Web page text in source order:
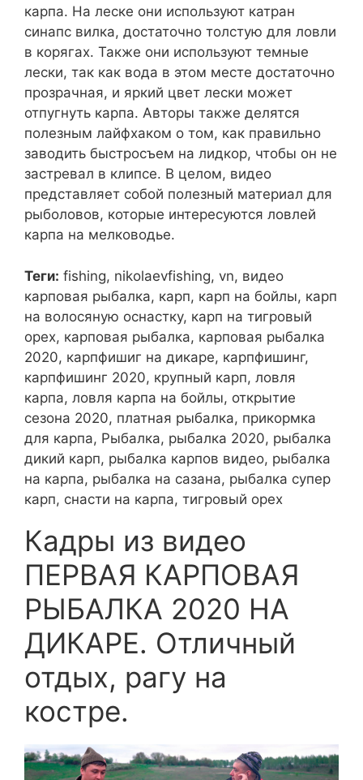
карпа. На леске они используют катран
синапс вилка, достаточно толстую для ловли
в корягах. Также они используют темные
лески, так как вода в этом месте достаточно
прозрачная, и яркий цвет лески может
отпугнуть карпа. Авторы также делятся
полезным лайфхаком о том, как правильно
заводить быстросъем на лидкор, чтобы он не
застревал в клипсе. В целом, видео
представляет собой полезный материал для
рыболовов, которые интересуются ловлей
карпа на мелководье.
Теги: fishing, nikolaevfishing, vn, видео
карповая рыбалка, карп, карп на бойлы, карп
на волосяную оснастку, карп на тигровый
орех, карповая рыбалка, карповая рыбалка
2020, карпфишиг на дикаре, карпфишинг,
карпфишинг 2020, крупный карп, ловля
карпа, ловля карпа на бойлы, открытие
сезона 2020, платная рыбалка, прикормка
для карпа, Рыбалка, рыбалка 2020, рыбалка
дикий карп, рыбалка карпов видео, рыбалка
на карпа, рыбалка на сазана, рыбалка супер
карп, снасти на карпа, тигровый орех
Кадры из видео
ПЕРВАЯ КАРПОВАЯ
РЫБАЛКА 2020 НА
ДИКАРЕ. Отличный
отдых, рагу на
костре.